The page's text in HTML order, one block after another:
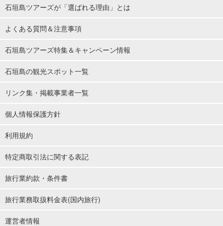
石垣島ツアーズが「選ばれる理由」とは
よくある質問＆注意事項
石垣島ツアーズ特集＆キャンペーン情報
石垣島の観光スポット一覧
リンク集・掲載事業者一覧
個人情報保護方針
利用規約
特定商取引法に関する表記
旅行業約款・条件書
旅行業務取扱料金表(国内旅行)
運営者情報